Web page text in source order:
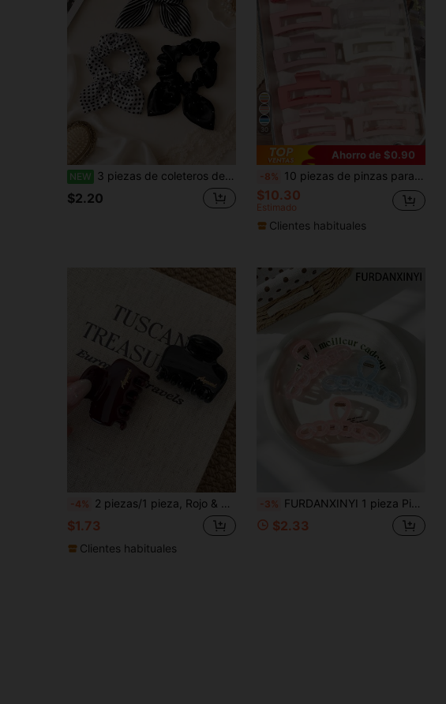
NEW 3 piezas de coleteros de moda para mujer con lunares y rayas en blanco y negro, diademas elásticas minimalistas para deportes diarios, sujetadores de coleta, accesorios para mujer
$2.20
Ahorro de $0.90
-8% 10 piezas de pinzas para el cabello de gelatina cuadradas huecas y transparentes de color rosa, con un toque dulce y pastoril coreano, adecuadas para uso casual, trabajo, viajes, picnics y accesorios de verano para el cabello en la playa
$10.30
Estimado
Clientes habituales
-4% 2 piezas/1 pieza, Rojo & Negro, Material Brillante, Accesorios para el Cabello de Mujer Pequeños de Alta Calidad Elegantes, Minimalistas, Versátiles con Color Degradado Premium de Verano, Adecuados para Uso Diario, Casual, Fiesta, Trabajo, Vacaciones, Lavado de Cara, Maquillaje, Combinación de Atuendos, Regreso a la Escuela, Escuela
$1.73
Clientes habituales
-3% FURDANXINYI 1 pieza Pinza para el cabello con cadena translúcida, diseño de cadena suave y transparente, pinza para el cabello antideslizante y duradera de gran tamaño para el peinado diario de las mujeres, pinza para el cabello con cadena translúcida de moda, adecuada para peinados diarios hermosos y lindos
$2.33